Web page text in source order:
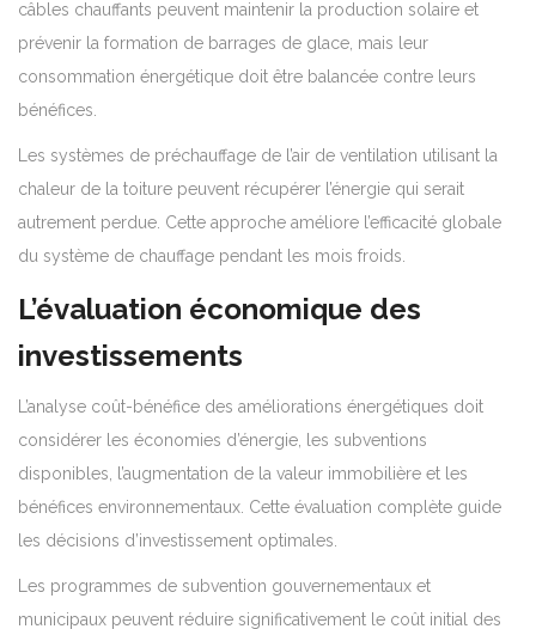
câbles chauffants peuvent maintenir la production solaire et
prévenir la formation de barrages de glace, mais leur
consommation énergétique doit être balancée contre leurs
bénéfices.
Les systèmes de préchauffage de l’air de ventilation utilisant la
chaleur de la toiture peuvent récupérer l’énergie qui serait
autrement perdue. Cette approche améliore l’efficacité globale
du système de chauffage pendant les mois froids.
L’évaluation économique des
investissements
L’analyse coût-bénéfice des améliorations énergétiques doit
considérer les économies d’énergie, les subventions
disponibles, l’augmentation de la valeur immobilière et les
bénéfices environnementaux. Cette évaluation complète guide
les décisions d’investissement optimales.
Les programmes de subvention gouvernementaux et
municipaux peuvent réduire significativement le coût initial des